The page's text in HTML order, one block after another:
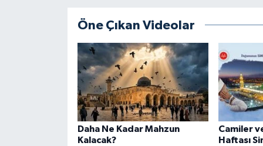
Öne Çıkan Videolar
Daha Ne Kadar Mahzun
Kalacak?
Camiler
Haftası
Düzce Müftülüğü
Edirne Müftülüğü
Elazığ Müftülüğü
Erzincan Müftülüğü
Erzurum Müftülüğü